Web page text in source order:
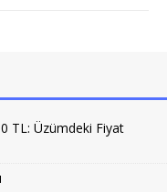
TL: Üzümdeki Fiyat